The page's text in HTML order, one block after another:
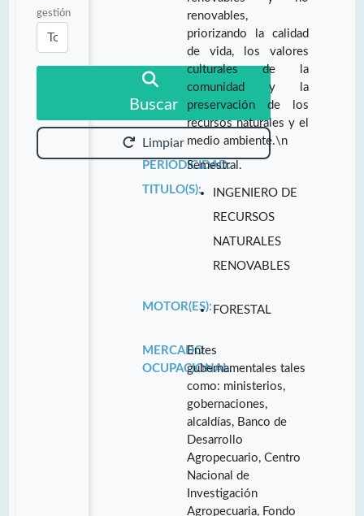
gestión
Buscar
Limpiar
renovables,
priorizando la calidad
de vida, los valores
culturales de la
comunidad y la
preservación de los
recursos naturales y el
medio ambiente.\n
PERIODICIDAD:
Semestral.
TITULO(S):
INGENIERO DE
RECURSOS
NATURALES
RENOVABLES
MOTOR(ES): FORESTAL
MERCADO
OCUPACIONAL:
Entes
gubernamentales tales
como: ministerios,
gobernaciones,
alcaldías, Banco de
Desarrollo
Agropecuario, Centro
Nacional de
Investigación
Agropecuaria, Fondo